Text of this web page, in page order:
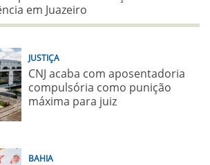
em Juazeiro
JUSTIÇA
CNJ acaba com aposentadoria
compulsória como punição
máxima para juiz
BAHIA